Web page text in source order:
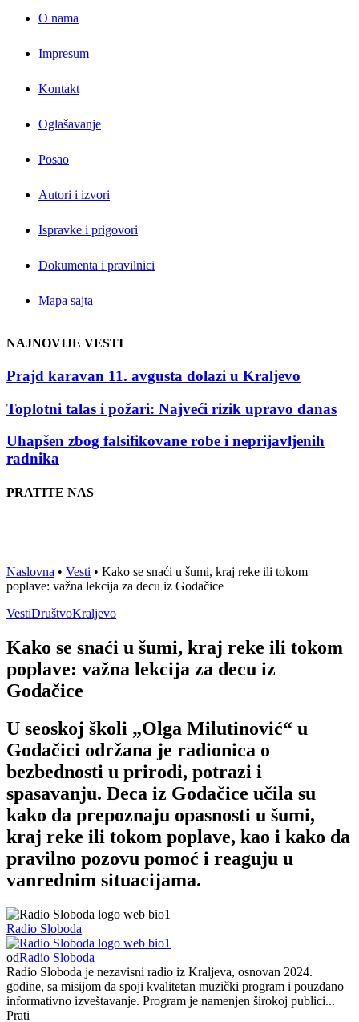
O nama
Impresum
Kontakt
Oglašavanje
Posao
Autori i izvori
Ispravke i prigovori
Dokumenta i pravilnici
Mapa sajta
NAJNOVIJE VESTI
Prajd karavan 11. avgusta dolazi u Kraljevo
Toplotni talas i požari: Najveći rizik upravo danas
Uhapšen zbog falsifikovane robe i neprijavljenih
radnika
PRATITE NAS
Naslovna • Vesti • Kako se snaći u šumi, kraj reke ili tokom
poplave: važna lekcija za decu iz Godačice
VestiDruštvoKraljevo
Kako se snaći u šumi, kraj reke ili tokom
poplave: važna lekcija za decu iz
Godačice
U seoskoj školi „Olga Milutinović“ u
Godačici održana je radionica o
bezbednosti u prirodi, potrazi i
spasavanju. Deca iz Godačice učila su
kako da prepoznaju opasnosti u šumi,
kraj reke ili tokom poplave, kao i kako da
pravilno pozovu pomoć i reaguju u
vanrednim situacijama.
Radio Sloboda
odRadio Sloboda
Radio Sloboda je nezavisni radio iz Kraljeva, osnovan 2024.
godine, sa misijom da spoji kvalitetan muzički program i pouzdano
informativno izveštavanje. Program je namenjen širokoj publici...
Prati